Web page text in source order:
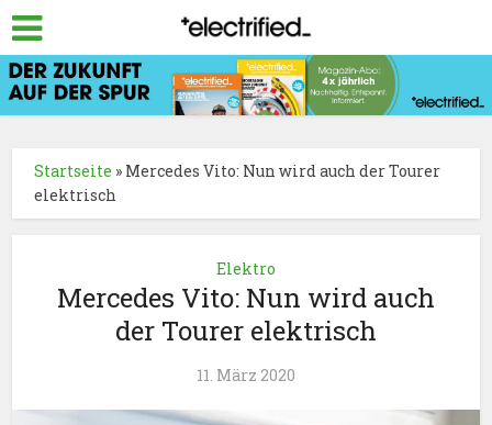
Startseite » Mercedes Vito: Nun wird auch der Tourer
elektrisch
Elektro
Mercedes Vito: Nun wird auch
der Tourer elektrisch
11. März 2020